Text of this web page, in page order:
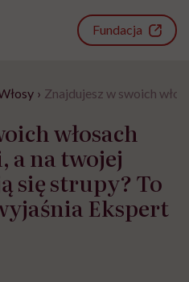
Fundacja
› Znajdujesz w swoich
włosach
a na twojej
się strupy? To
Ekspert